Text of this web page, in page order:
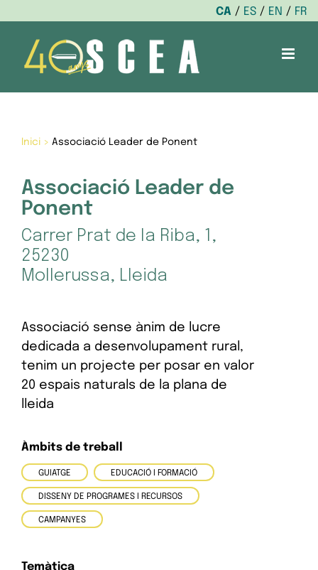
CA ES EN
FR
content
Inici> Associació Leader de Ponent
Associació Leader de
Ponent
Carrer Prat de la Riba, 1,
25230
Mollerussa, Lleida
Associació sense ànim de lucre
dedicada a desenvolupament rural,
tenim un projecte per posar en valor
20 espais naturals de la plana de
lleida
Àmbits de treball
GUIATGE EDUCACIÓ I FORMACIÓ
DISSENY DE PROGRAMES I RECURSOS
CAMPANYES
Temàtica